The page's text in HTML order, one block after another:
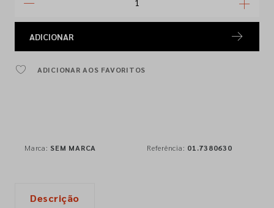
ADICIONAR
ADICIONAR AOS FAVORITOS
Marca: SEM MARCA Referência: 01.7380630
Descrição